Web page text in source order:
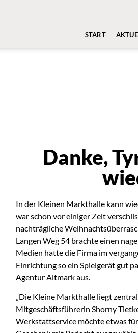
START
Danke,
In der Kleinen Markthalle kann
war schon vor einiger Zeit
nachträgliche
Langen Weg 54 brachte einen
Medien hatte die Firma im
Einrichtung so ein Spielgerät gut
Agentur Altmark aus.
„Die Kleine Markthalle liegt
Mitgeschäftsführerin Shorny
Werkstattservice möchte etwas